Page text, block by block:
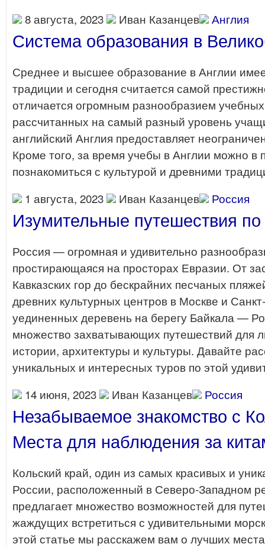
8 августа, 2023
Иван Казанцев Англия
Система образования в
Среднее и высшее образование в Англии
традиции и сегодня считается самой
отличается огромным разнообразием
рассчитанных на самый разный уровень
английский Англия предоставляет
Кроме того, за время учебы в Англии можно в
познакомиться с культурой и древними
1 августа, 2023
Иван Казанцев Россия
Изумительные путешествия
Россия — огромная и удивительно
простирающаяся на просторах Евразии. От
Кавказских гор до бескрайних песчаных
древних культурных центров в Москве и
уединенных деревень на берегу Байкала —
множество захватывающих путешествий для
истории, архитектуры и культуры. Давайте
уникальных и интересных туров по этой
14 июня, 2023
Иван Казанцев Россия
Незабываемое знакомство с
Места для наблюдения за
Кольский край, один из самых красивых и
России, расположенный в Северо-Западном
предлагает множество возможностей для
жаждущих встретиться с удивительными
этой статье мы расскажем вам о лучших